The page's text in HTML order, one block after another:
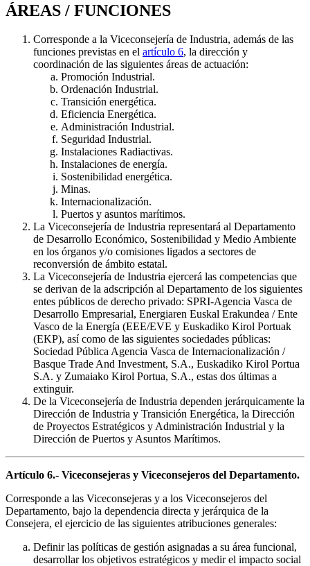
ÁREAS / FUNCIONES
Corresponde a la Viceconsejería de Industria, además de las
funciones previstas en el artículo 6, la dirección y
coordinación de las siguientes áreas de actuación:
Promoción Industrial.
Ordenación Industrial.
Transición energética.
Eficiencia Energética.
Administración Industrial.
Seguridad Industrial.
Instalaciones Radiactivas.
Instalaciones de energía.
Sostenibilidad energética.
Minas.
Internacionalización.
Puertos y asuntos marítimos.
La Viceconsejería de Industria representará al Departamento
de Desarrollo Económico, Sostenibilidad y Medio Ambiente
en los órganos y/o comisiones ligados a sectores de
reconversión de ámbito estatal.
La Viceconsejería de Industria ejercerá las competencias que
se derivan de la adscripción al Departamento de los siguientes
entes públicos de derecho privado: SPRI-Agencia Vasca de
Desarrollo Empresarial, Energiaren Euskal Erakundea / Ente
Vasco de la Energía (EEE/EVE y Euskadiko Kirol Portuak
(EKP), así como de las siguientes sociedades públicas:
Sociedad Pública Agencia Vasca de Internacionalización /
Basque Trade And Investment, S.A., Euskadiko Kirol Portua
S.A. y Zumaiako Kirol Portua, S.A., estas dos últimas a
extinguir.
De la Viceconsejería de Industria dependen jerárquicamente la
Dirección de Industria y Transición Energética, la Dirección
de Proyectos Estratégicos y Administración Industrial y la
Dirección de Puertos y Asuntos Marítimos.
Artículo 6.- Viceconsejeras y Viceconsejeros del Departamento.
Corresponde a las Viceconsejeras y a los Viceconsejeros del
Departamento, bajo la dependencia directa y jerárquica de la
Consejera, el ejercicio de las siguientes atribuciones generales:
Definir las políticas de gestión asignadas a su área funcional,
desarrollar los objetivos estratégicos y medir el impacto social